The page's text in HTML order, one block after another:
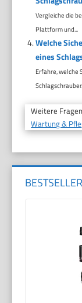
Vergleiche die
Plattform und...
Welche
eines
Erfahre, welche
Weitere
Wartung &
BESTSELLER